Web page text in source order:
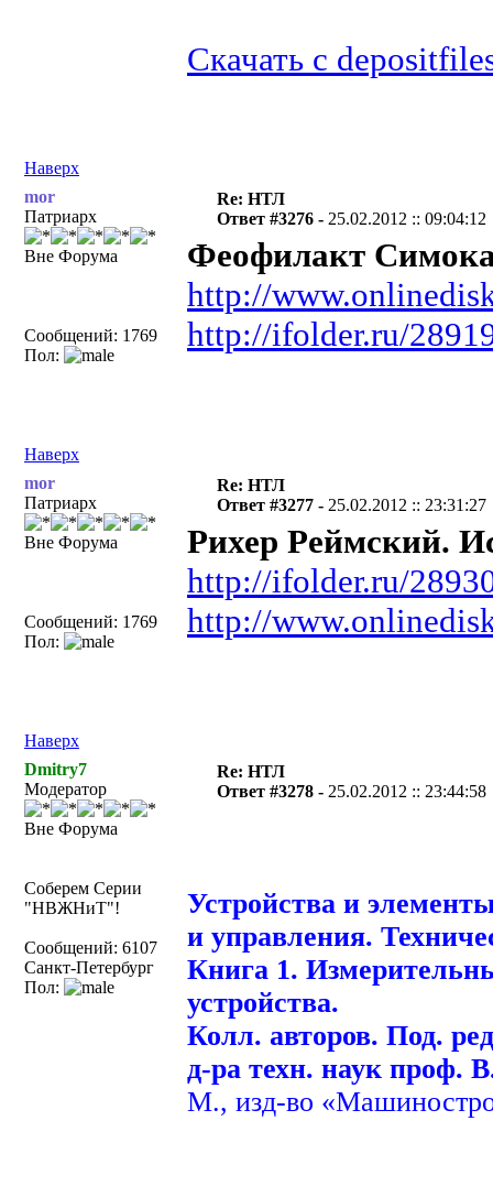
Скачать с
Наверх
mor
Патриарх
Вне Форума
Сообщений: 1769
Пол:
Re: НТЛ
Ответ #3276 - 25.02.2012 :: 09:04:12
Феофилакт
http://
http://ifolder.ru/
Наверх
mor
Патриарх
Вне Форума
Сообщений: 1769
Пол:
Re: НТЛ
Ответ #3277 - 25.02.2012 :: 23:31:27
Рихер Реймский.
http://ifolder.ru/
http://
Наверх
Dmitry7
Модератор
Вне Форума
Соберем Серии
"НВЖНиТ"!
Сообщений: 6107
Санкт-Петербург
Пол:
Re: НТЛ
Ответ #3278 - 25.02.2012 :: 23:44:58
Устройства и
и управления.
Книга 1.
устройства.
Колл. авторов. Под.
д-ра техн. наук проф.
М., изд-во